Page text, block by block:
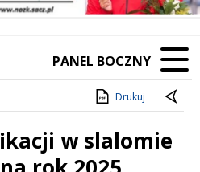
PANEL BOCZNY
Drukuj
w slalomie